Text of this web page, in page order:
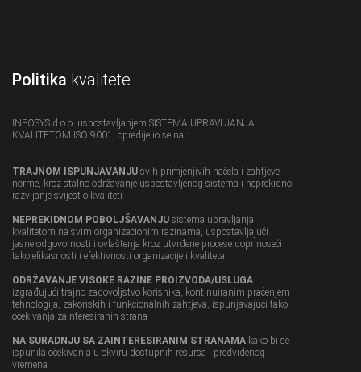
Politika kvalitete
INFOSYS d.o.o. uspostavljanjem SISTEMA UPRAVLJANJA
KVALITETOM ISO 9001, opredijelio se na :
TRAJNOM ISPUNJAVANJU svih primjenjivih načela i zahtjeve
norme, kroz stalno održavanje uspostavljenog sistema i neprekidno
razvijanje svijest o kvaliteti
NEPREKIDNOM POBOLJŠAVANJU sistema upravljanja
kvalitetom na svim organizacionim razinama, uspostavljajući
jasne odgovornosti i ovlaštenja kroz utvrđene procese doprinoseći
tako efikasnosti i efektivnosti organizacije i kvaliteta
ODRŽAVANJE VISOKE RAZINE PROIZVODA/USLUGA
izgrađujući trajno zadovoljstvo korisnika, kontinuiranim praćenjem
tehnologija, zakonskih i funkcionalnih zahtjeva, ispunjavajući tako
očekivanja zainteresiranih strana
NA SURADNJU SA ZAINTERESIRANIM STRANAMA kako bi se
ispunila očekivanja u okviru dostupnih resursa i predviđenog
vremena